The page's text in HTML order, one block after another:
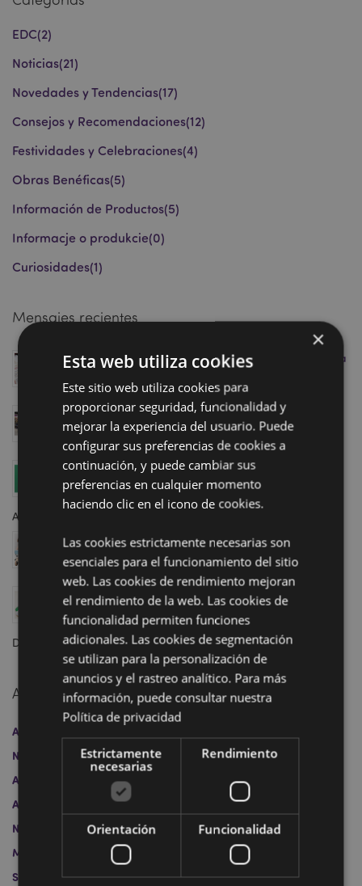
EDC(2)
Noticias(21)
Novedades y Tendencias(17)
Consejos y Recomendaciones(12)
Festividades y Celebraciones(4)
Obras Benéficas(5)
Información de Productos(5)
Informacje o produkcie(0)
Curiosidades(1)
Mensajes recientes
Marcapáginas Magnéticos: La Premiada Tendencia
Abril 23, 2026
Conozce nuestro showroom en Homexpo París: ¡pite
tu cita hoy mismo!
Abril 11, 2025
Aumenta tus ventas con la colección Minecraft de
Puckator, ¡justo a tiempo para el estreno de la
película!
Abril 04, 2025
Almohada de viaje 2 en 1 Swapseazzz: Finalista en
los Premios Regalo del Año 2025
Marzo 12, 2025
El cine y la televisión marcan las tendencias en
artículos de regalo: personajes icónicos, historias
intemporales y los productos más de moda en stock
Diciembre 20, 2024
Archivo
Abril 2026
Noviembre 2024
Octubre 2024
Septiembre 2024
Agosto 2024
Julio 2024
Mayo 2024
Abril 2024
Mayo 2023
Marzo 2023
Noviembre 2022
Octubre 2022 Julio 2022
Junio 2022
Marzo 2022
Febrero 2022
Noviembre 2021
Septiembre 2021
Julio 2021 Junio 2021
Marzo 2021
×
Esta web utiliza cookies
Este sitio web utiliza cookies para
proporcionar seguridad, funcionalidad y
mejorar la experiencia del usuario. Puede
configurar sus preferencias de cookies a
continuación, y puede cambiar sus
preferencias en cualquier momento
haciendo clic en el icono de cookies.
Las cookies estrictamente necesarias son
esenciales para el funcionamiento del sitio
web. Las cookies de rendimiento mejoran
el rendimiento de la web. Las cookies de
funcionalidad permiten funciones
adicionales. Las cookies de segmentación
se utilizan para la personalización de
anuncios y el rastreo analítico. Para más
información, puede consultar nuestra
Política de privacidad
Estrictamente
necesarias
Rendimiento
Orientación Funcionalidad